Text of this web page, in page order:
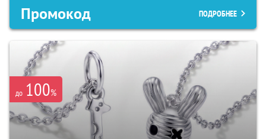
Промокод ПОДРОБНЕЕ
до 100%